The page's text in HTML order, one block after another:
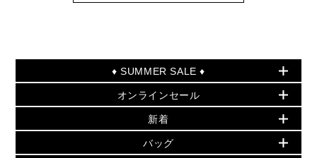
♦ SUMMER SALE ♦
セールおすすめアイテム
▶ ウィメンズ
バッグ
オンラインセール
PRODUCT OF THE MONTH - 今月の特別価格
再値下げアイテム
新着
夏のスタイル
バッグ